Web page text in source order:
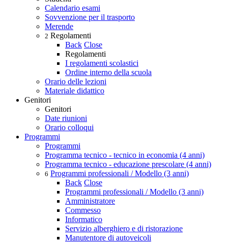
Calendario esami
Sovvenzione per il trasporto
Merende
2 Regolamenti
Back Close
Regolamenti
I regolamenti scolastici
Ordine interno della scuola
Orario delle lezioni
Materiale didattico
Genitori
Genitori
Date riunioni
Orario colloqui
Programmi
Programmi
Programma tecnico - tecnico in economia (4 anni)
Programma tecnico - educazione prescolare (4 anni)
6 Programmi professionali / Modello (3 anni)
Back Close
Programmi professionali / Modello (3 anni)
Amministratore
Commesso
Informatico
Servizio alberghiero e di ristorazione
Manutentore di autoveicoli